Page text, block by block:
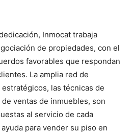
Inmocat trabaja
de propiedades, con el
favorables que respondan
La amplia red de
las técnicas de
ventas de inmuebles, son
al servicio de cada
para vender su piso en